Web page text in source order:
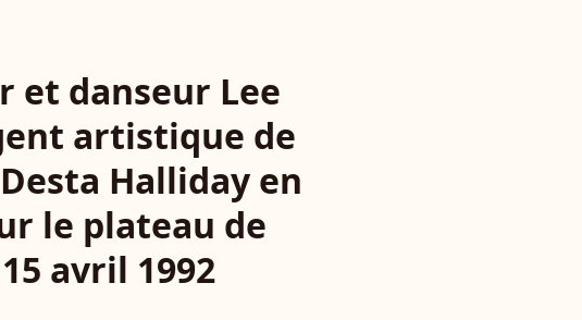
et danseur Lee
artistique de
Halliday en
le plateau de
avril 1992